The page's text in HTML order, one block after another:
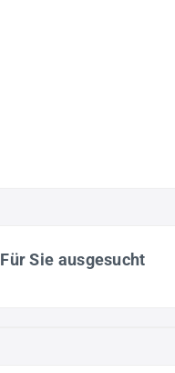
Für Sie ausgesucht